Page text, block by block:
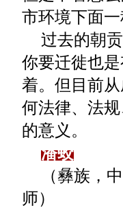
市环境下面
过去的朝
你要迁徙也
着。但目前
何法律、法
的意义。
潘蛟
（彝族，
师）